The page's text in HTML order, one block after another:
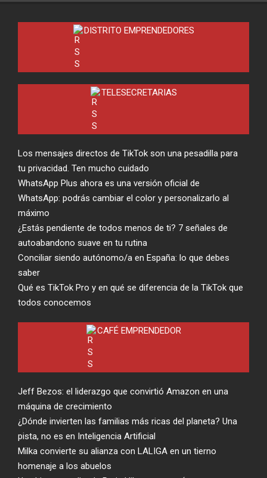
DISTRITO EMPRENDEDORES
TELESECRETARIAS
Los mensajes directos de TikTok son una pesadilla para
tu privacidad. Ten mucho cuidado
WhatsApp Plus ahora es una versión oficial de
WhatsApp: podrás cambiar el color y personalizarlo al
máximo
¿Estás pendiente de todos menos de ti? 7 señales de
autoabandono suave en tu rutina
Conciliar siendo autónomo/a en España: lo que debes
saber
Qué es TikTok Pro y en qué se diferencia de la TikTok que
todos conocemos
CAFÉ EMPRENDEDOR
Jeff Bezos: el liderazgo que convirtió Amazon en una
máquina de crecimiento
¿Dónde invierten las familias más ricas del planeta? Una
pista, no es en Inteligencia Artificial
Milka convierte su alianza con LALIGA en un tierno
homenaje a los abuelos